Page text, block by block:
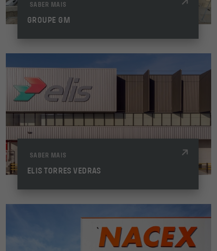
SABER MAIS
GROUPE GM
SABER MAIS
ELIS TORRES VEDRAS